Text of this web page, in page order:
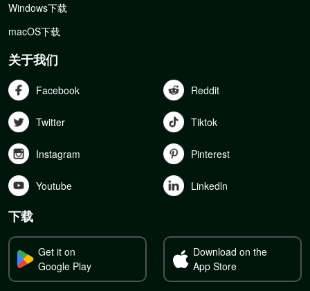
Windows下载
macOS下载
关于我们
Facebook Reddit
Twitter Tiktok
Instagram Pinterest
Youtube Linkedln
下载
Get it on
Google Play
Download on the
App Store